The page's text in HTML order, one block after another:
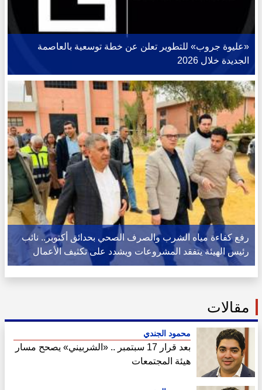
«عليوة جروب» للتطوير تعلن عن خطة توسعية بالعاصمة
الجديدة خلال 2026
رفع كفاءة مياه الشرب والصرف الصحي بحدائق أكتوبر.. نائب
رئيس الهيئة يتفقد المشروعات ويشدد على تكثيف الأعمال
مقالات
محمود الجندي
بعد قرار 17 سبتمبر .. «الشربيني» يصحح مسار
هيئة المجتمعات